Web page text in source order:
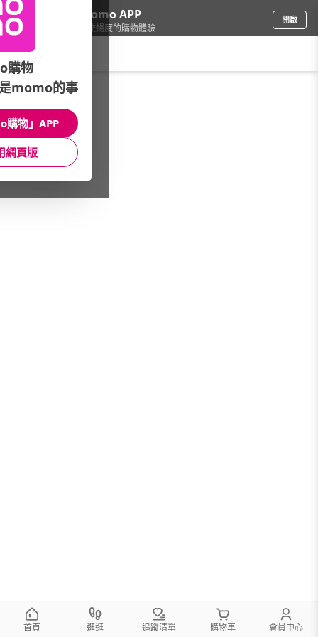
下載momo APP
給你3倍流暢度的購物體驗
開啟
手機/相機/智慧型手機
本館精選商品
館長推薦 月銷量
首頁 逛逛 追蹤清單 購物車 會員中心
購物
momo的事
購物」APP
網頁版